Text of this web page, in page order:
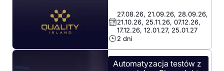
cena
wynosiła:
3299,00 PLN.
cena
wynosi:
2399,00 PLN.
27.08.26, 21.09.26, 28.09.26,
21.10.26, 25.11.26, 07.12.26,
17.12.26, 12.01.27, 25.01.27
2 dni
Automatyzacja testów z